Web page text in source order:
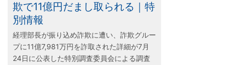
欺で11億円だまし取られる｜特
別情報
経理部長が振り込め詐欺に遭い、詐欺グルー
プに11億7,981万円を詐取された詳細が7月
24日に公表した特別調査委員会による調査